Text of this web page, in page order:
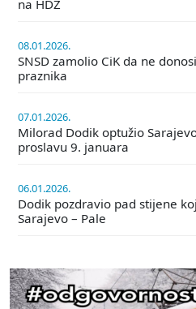
na HDZ
08.01.2026.
SNSD zamolio CiK da ne
praznika
07.01.2026.
Milorad Dodik optužio
proslavu 9. januara
06.01.2026.
Dodik pozdravio pad stijene
Sarajevo – Pale